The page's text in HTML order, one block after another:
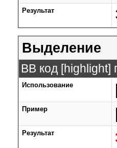
Результат
Выделение
BB код [highlight]
Использование
Пример
Результат